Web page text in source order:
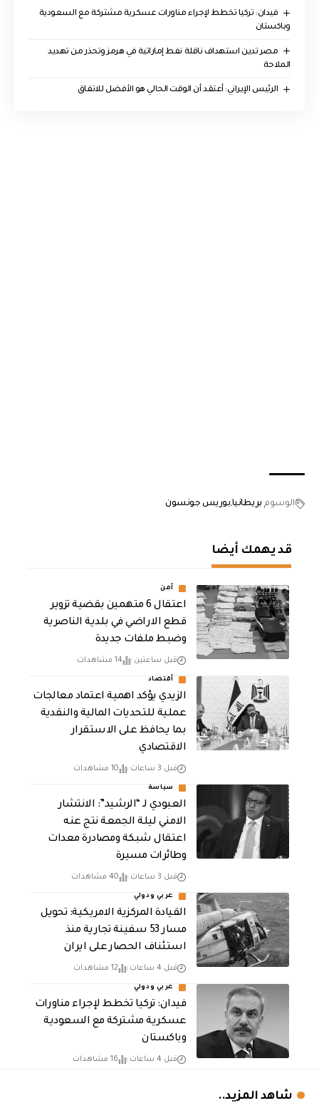
فيدان: تركيا تخطط لإجراء مناورات عسكرية مشتركة مع السعودية
وباكستان
مصر تدين استهداف ناقلة نفط إماراتية في هرمز وتحذر من تهديد
الملاحة
الرئيس الإيراني: أعتقد أن الوقت الحالي هو الأفضل للاتفاق
الوسوم بريطانيابوريس جونسون
قد يهمك أيضا
أمن
اعتقال 6 متهمين بقضية تزوير
قطع الاراضي في بلدية الناصرية
وضبط ملفات جديدة
قبل ساعتين 14 مشاهدات
أقتصاد
الزيدي يؤكد اهمية اعتماد معالجات
عملية للتحديات المالية والنقدية
بما يحافظ على الاستقرار
الاقتصادي
قبل 3 ساعات 10 مشاهدات
سياسة
العبودي لـ “الرشيد”: الانتشار
الامني ليلة الجمعة نتج عنه
اعتقال شبكة ومصادرة معدات
وطائرات مسيرة
قبل 3 ساعات 40 مشاهدات
عربي ودولي
القيادة المركزية الامريكية: تحويل
مسار 53 سفينة تجارية منذ
استئناف الحصار على ايران
قبل 4 ساعات 12 مشاهدات
عربي ودولي
فيدان: تركيا تخطط لإجراء مناورات
عسكرية مشتركة مع السعودية
وباكستان
قبل 4 ساعات 16 مشاهدات
شاهد المزيد..